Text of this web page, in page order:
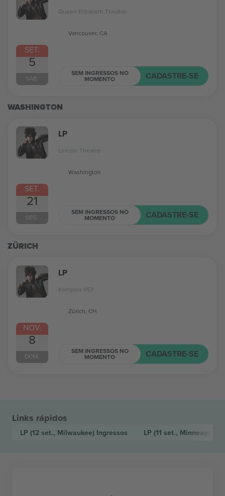
SET.
5
SÁB.
Queen Elizabeth Theatre
Vancouver, CA
SEM INGRESSOS NO
MOMENTO CADASTRE-SE
WASHINGTON
SET.
21
SEG.
LP
Lincoln Theatre
Washington
SEM INGRESSOS NO
MOMENTO CADASTRE-SE
ZÜRICH
NOV.
8
DOM.
LP
Komplex 457
Zürich, CH
SEM INGRESSOS NO
MOMENTO CADASTRE-SE
Links rápidos
LP (12 set., Milwaukee) Ingressos LP (11 set., Minneapolis)